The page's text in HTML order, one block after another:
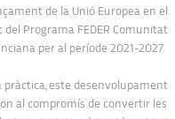
de la Unió Europea en el
del Programa FEDER Comunitat
per al període 2021-2027.
pràctica, este desenvolupament
al compromís de convertir les